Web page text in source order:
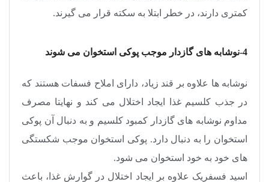
کمتری دارند، در خطر ابتلا به سکته قرار می ‌گیرند.
4-نوشابه ‌های گازدار موجب پوکی استخوان می شوند
نوشابه ‌ها علاوه بر قند زیاد، دارای املاح فسفات هستند که
در جذب کلسیم غذا ایجاد اختلال می ‌کند و نهایتا مصرف
مداوم نوشابه ‌های گازدار کمبود کلسیم و به دنبال آن پوکی
استخوان را به دنبال دارد. پوکی استخوان موجب شکستگی
‌های خود به خود استخوان می‌ شود.
اسید فسفریک علاوه بر ایجاد اختلال در گوارش غذا، باعث